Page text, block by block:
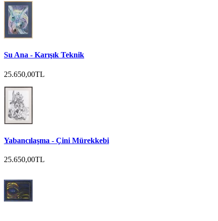
Su Ana - Karışık Teknik
25.650,00TL
Yabancılaşma - Çini Mürekkebi
25.650,00TL